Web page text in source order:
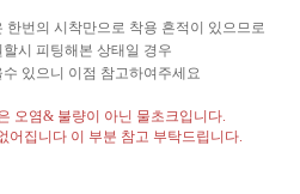
한번의 시착만으로 착용 흔적이 있으므로
시 피팅해본 상태일 경우
있으니 이점 참고하여주세요
오염& 불량이 아닌 물초크입니다
어집니다 이 부분 참고 부탁드립니다.